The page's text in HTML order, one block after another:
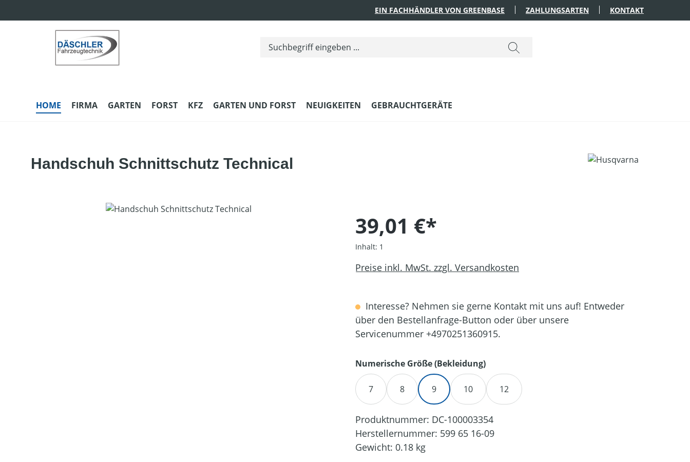
EIN FACHHÄNDLER VON GREENBASE ZAHLUNGSARTEN KONTAKT
HOME FIRMA GARTEN FORST KFZ GARTEN UND FORST NEUIGKEITEN GEBRAUCHTGERÄTE
Handschuh Schnittschutz Technical
Bildergalerie überspringen
39,01 €*
Inhalt: 1
Preise inkl. MwSt. zzgl. Versandkosten
Interesse? Nehmen sie gerne Kontakt mit uns auf! Entweder
über den Bestellanfrage-Button oder über unsere
Servicenummer +4970251360915.
Numerische Größe (Bekleidung)auswählen
7 8 9 10 12
Produktnummer: DC-100003354
Herstellernummer: 599 65 16-09
Gewicht: 0.18 kg